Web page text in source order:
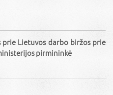
prie Lietuvos darbo biržos prie
pirmininkė